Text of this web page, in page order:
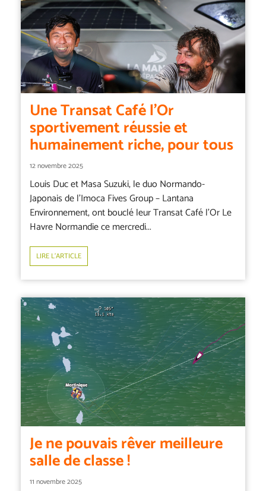
Une Transat Café l’Or
sportivement réussie et
humainement riche, pour tous
12 novembre 2025
Louis Duc et Masa Suzuki, le duo Normando-
Japonais de l’Imoca Fives Group – Lantana
Environnement, ont bouclé leur Transat Café l’Or Le
Havre Normandie ce mercredi...
LIRE L’ARTICLE
Je ne pouvais rêver meilleure
salle de classe !
11 novembre 2025